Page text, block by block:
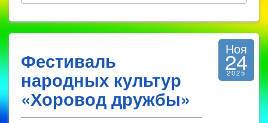
Фестиваль
народных культур
«Хоровод дружбы»
Ноя
24
2025